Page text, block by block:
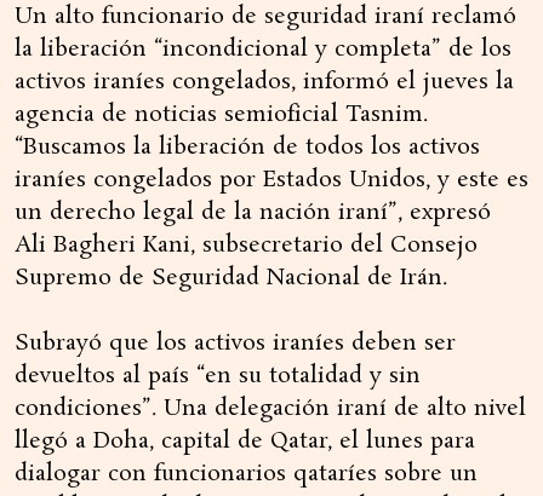
Un alto funcionario de seguridad iraní reclamó
la liberación “incondicional y completa” de los
activos iraníes congelados, informó el jueves la
agencia de noticias semioficial Tasnim.
“Buscamos la liberación de todos los activos
iraníes congelados por Estados Unidos, y este es
un derecho legal de la nación iraní”, expresó
Ali Bagheri Kani, subsecretario del Consejo
Supremo de Seguridad Nacional de Irán.
Subrayó que los activos iraníes deben ser
devueltos al país “en su totalidad y sin
condiciones”. Una delegación iraní de alto nivel
llegó a Doha, capital de Qatar, el lunes para
dialogar con funcionarios qataríes sobre un